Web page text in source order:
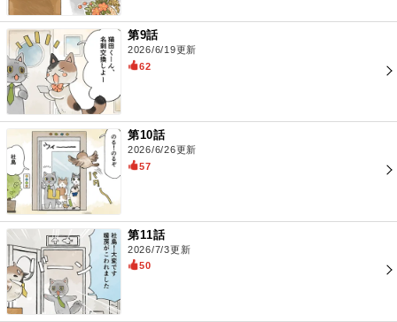
第9話
2026/6/19更新
62
第10話
2026/6/26更新
57
第11話
2026/7/3更新
50